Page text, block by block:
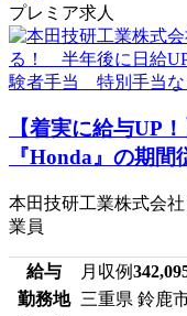
プレミア求人
【着実に給与UP
『Honda』の期
本田技研工業株式会
業員
給与 月収例
勤務地 三重県 鈴鹿